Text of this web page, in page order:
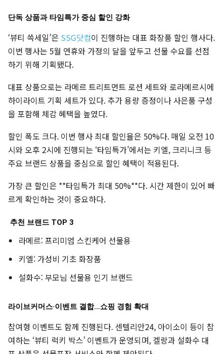
단독 상품과 타임특가 중심 할인 강화
‘뷰티 쓱세일’은 SSG닷컴이 진행하는 대표 화장품 할인 행사다.
이번 행사는 5월 연휴와 가정의 달을 앞두고 선물 수요를 선점
하기 위해 기획됐다.
대표 상품으로는 라메르 트리트먼트 로션 세트와 로라메르시에
하이라이트 기획 세트가 있다. 추가 용량 증정이나 사은품 구성
을 포함해 체감 혜택을 높였다.
할인 폭도 크다. 이번 행사 최대 할인율은 50%다. 매일 오전 10
시와 오후 2시에 진행되는 ‘타임특가’에서는 키엘, 크리니크 등
주요 브랜드 상품을 중심으로 할인 혜택이 적용된다.
가장 큰 할인은 **타임특가 최대 50%**다. 시간 제한이 있어 빠
르게 확인하는 것이 중요하다.
추천 브랜드 TOP 3
라메르: 프리미엄 스킨케어 선물용
키엘: 가성비 기초 화장품
설화수: 부모님 선물용 인기 브랜드
라이브커머스·이벤트 결합…쇼핑 경험 확대
참여형 이벤트도 함께 진행된다. 센텔리안24, 아이소이 등이 참
여하는 ‘뷰티 럭키 박스’ 이벤트가 운영되며, 겔랑과 설화수 대